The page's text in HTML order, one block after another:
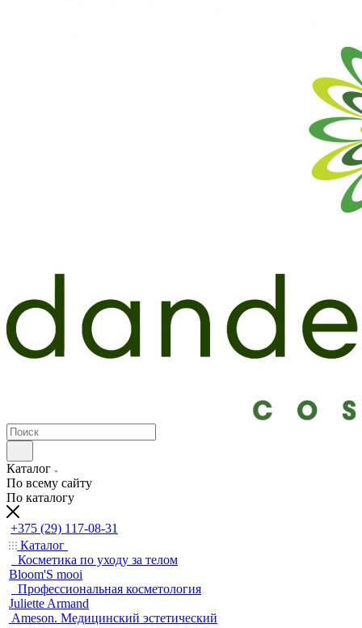
Каталог
По всему сайту
По каталогу
+375 (29) 117-08-31
Каталог
Косметика по уходу за телом
Bloom'S mooi
Профессиональная косметология
Juliette Armand
Ameson. Медицинский эстетический